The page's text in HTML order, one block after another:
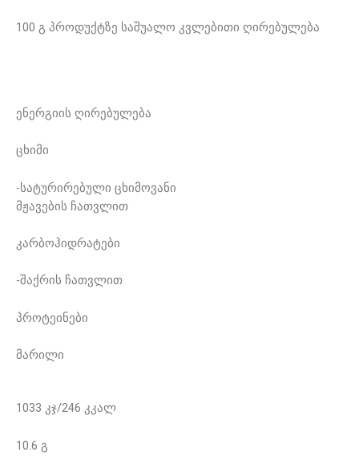
100 გ პროდუქტზე საშუალო კვლებითი ღირებულება
ენერგიის ღირებულება
ცხიმი
-სატურირებული ცხიმოვანი
მჟავების ჩათვლით
კარბოჰიდრატები
-შაქრის ჩათვლით
პროტეინები
მარილი
1033 კჯ/246 კკალ
10.6 გ